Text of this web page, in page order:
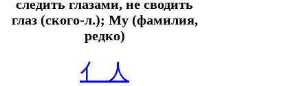
следить глазами, не сводить
глаз (ского-л.); Му (фамилия,
редко)
亻 人